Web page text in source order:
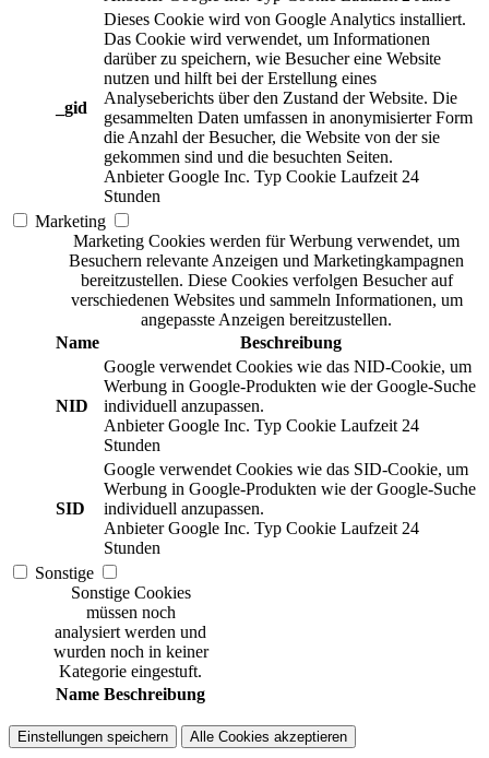
_gid
Dieses Cookie wird von Google Analytics installiert.
Das Cookie wird verwendet, um Informationen
darüber zu speichern, wie Besucher eine Website
nutzen und hilft bei der Erstellung eines
Analyseberichts über den Zustand der Website. Die
gesammelten Daten umfassen in anonymisierter Form
die Anzahl der Besucher, die Website von der sie
gekommen sind und die besuchten Seiten.
Anbieter Google Inc. Typ Cookie Laufzeit 24
Stunden
Marketing
Marketing Cookies werden für Werbung verwendet, um
Besuchern relevante Anzeigen und Marketingkampagnen
bereitzustellen. Diese Cookies verfolgen Besucher auf
verschiedenen Websites und sammeln Informationen, um
angepasste Anzeigen bereitzustellen.
Name
Beschreibung
NID
Google verwendet Cookies wie das NID-Cookie, um
Werbung in Google-Produkten wie der Google-Suche
individuell anzupassen.
Anbieter Google Inc. Typ Cookie Laufzeit 24
Stunden
SID
Google verwendet Cookies wie das SID-Cookie, um
Werbung in Google-Produkten wie der Google-Suche
individuell anzupassen.
Anbieter Google Inc. Typ Cookie Laufzeit 24
Stunden
Sonstige
Sonstige Cookies
müssen noch
analysiert werden und
wurden noch in keiner
Kategorie eingestuft.
Name Beschreibung
Einstellungen speichern Alle Cookies akzeptieren